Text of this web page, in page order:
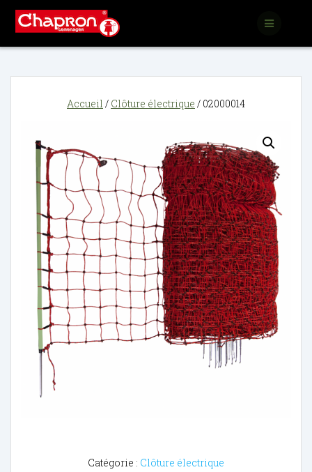
Accueil / Clôture électrique / 02000014
Catégorie : Clôture électrique